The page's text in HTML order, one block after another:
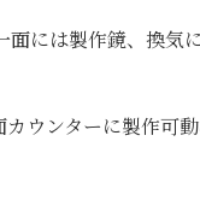
面には製作鏡、換気
ウンターに製作可